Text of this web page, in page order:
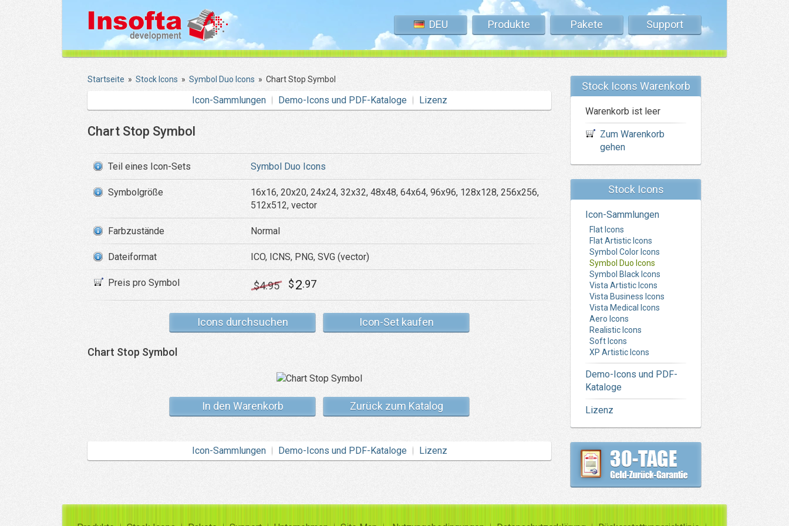
DEU Produkte Pakete Support
Startseite » Stock Icons » Symbol Duo Icons » Chart Stop Symbol
Icon-Sammlungen Demo-Icons und PDF-Kataloge Lizenz
Chart Stop Symbol
Teil eines Icon-Sets Symbol Duo Icons
Symbolgröße
16x16, 20x20, 24x24, 32x32, 48x48, 64x64, 96x96, 128x128, 256x256,
512x512, vector
Farbzustände Normal
Dateiformat ICO, ICNS, PNG, SVG (vector)
Preis pro Symbol $4.95 $2.97
Icons durchsuchen Icon-Set kaufen
Chart Stop Symbol
In den Warenkorb Zurück zum Katalog
Icon-Sammlungen Demo-Icons und PDF-Kataloge Lizenz
Stock Icons Warenkorb
Warenkorb ist leer
Zum Warenkorb
gehen
Stock Icons
Icon-Sammlungen
Flat Icons
Flat Artistic Icons
Symbol Color Icons
Symbol Duo Icons
Symbol Black Icons
Vista Artistic Icons
Vista Business Icons
Vista Medical Icons
Aero Icons
Realistic Icons
Soft Icons
XP Artistic Icons
Demo-Icons und PDF-
Kataloge
Lizenz